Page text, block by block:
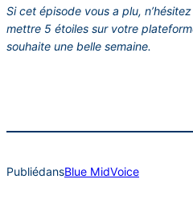
Si cet épisode vous a plu,
mettre 5 étoiles sur votre
souhaite une belle semaine.
PubliédansBlue MidVoice